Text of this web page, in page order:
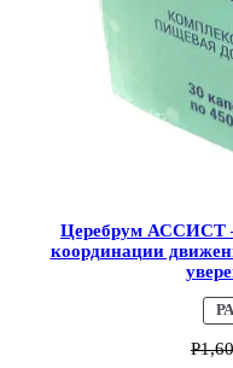
Церебрум АССИСТ
координации
Р